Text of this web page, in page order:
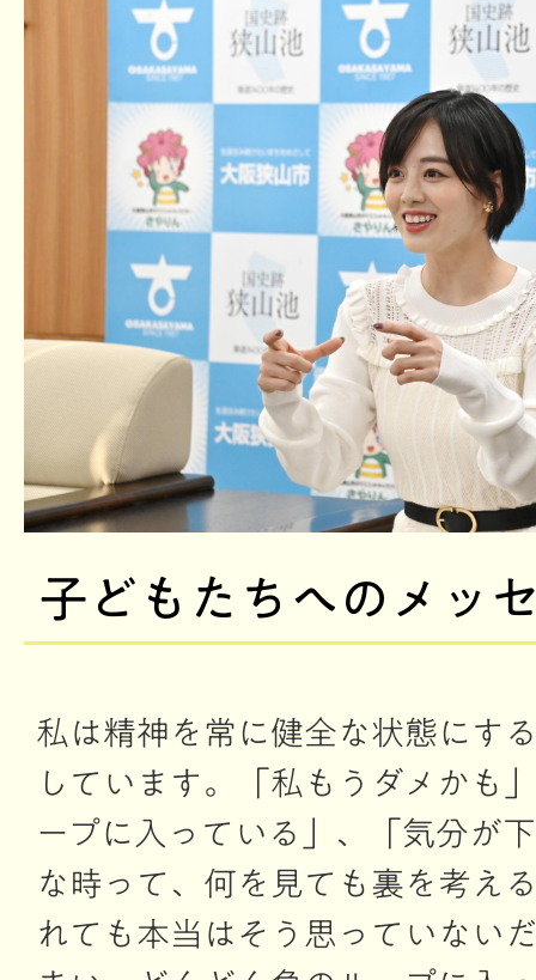
子どもたちへのメッ
私は精神を常に健全な状態にす
しています。「私もうダメかも
ープに入っている」、「気分が
な時って、何を見ても裏を考え
れても本当はそう思っていない